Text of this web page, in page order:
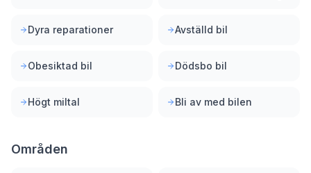
Dyra reparationer Avställd bil
Obesiktad bil Dödsbo bil
Högt miltal Bli av med bilen
Områden